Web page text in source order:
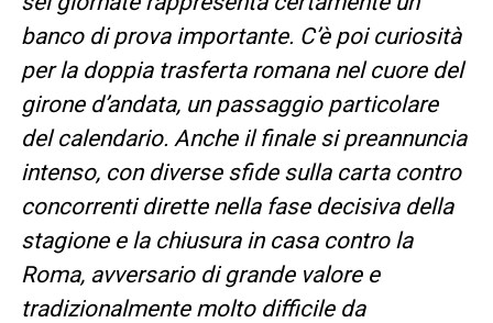
banco di prova importante. C’è poi curiosità
per la doppia trasferta romana nel cuore del
girone d’andata, un passaggio particolare
del calendario. Anche il finale si preannuncia
intenso, con diverse sfide sulla carta contro
concorrenti dirette nella fase decisiva della
stagione e la chiusura in casa contro la
Roma, avversario di grande valore e
tradizionalmente molto difficile da